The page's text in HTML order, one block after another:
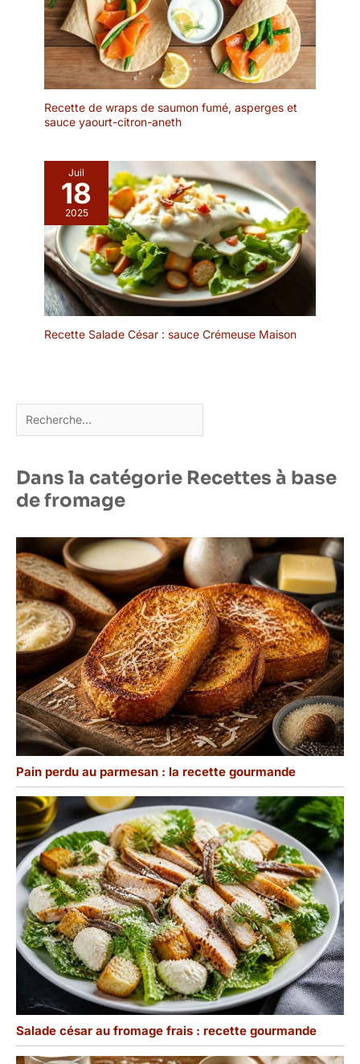
Recette de wraps de saumon fumé, asperges et
sauce yaourt-citron-aneth
Juil
18
2025
Recette Salade César : sauce Crémeuse Maison
Rechercher
Dans la catégorie Recettes à base
de fromage
Pain perdu au parmesan : la recette gourmande
Salade césar au fromage frais : recette gourmande